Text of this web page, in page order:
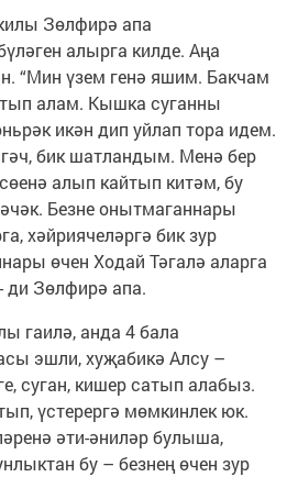
Зөлфирә апа
алырга килде. Аңа
“Мин үзем генә яшим. Бакчам
алам. Кышка суганны
икән дип уйлап тора идем.
бик шатландым. Менә бер
алып кайтып китәм, бу
Безне онытмаганнары
хәйриячеләргә бик зур
өчен Ходай Тәгалә аларга
ди Зөлфирә апа.
гаилә, анда 4 бала
эшли, хуҗабикә Алсу –
суган, кишер сатып алабыз.
үстерергә мөмкинлек юк.
әти-әниләр булыша,
бу – безнең өчен зур